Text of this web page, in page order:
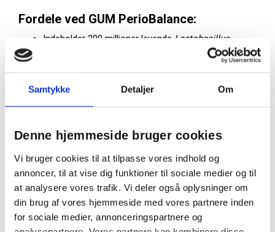
Samtykke Detaljer Om
Denne hjemmeside bruger cookies
Vi bruger cookies til at tilpasse vores indhold og
annoncer, til at vise dig funktioner til sociale medier og til
at analysere vores trafik. Vi deler også oplysninger om
din brug af vores hjemmeside med vores partnere inden
for sociale medier, annonceringspartnere og
Fordele ved GUM PerioBalance:
Indeholder 200 millioner levende Lactobacillus
Velegnet ved tandkødsbetændelse, dårlig ånde og
efter tandrensning
Understøtter helingsprocessen efter tandkirurgi
Fri for sukker og laktose
Enkel daglig brug – opløses langsomt i munden
Anvendelse og dosering
GUM PerioBalance anbefales som et dagligt tilskud til
den almindelige tandpleje, særligt i perioder med øget
risiko for inflammation.